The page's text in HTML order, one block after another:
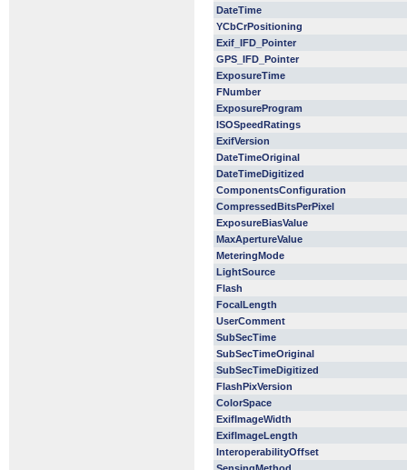
DateTime
YCbCrPositioning
Exif_IFD_Pointer
GPS_IFD_Pointer
ExposureTime
FNumber
ExposureProgram
ISOSpeedRatings
ExifVersion
DateTimeOriginal
DateTimeDigitized
ComponentsConfiguration
CompressedBitsPerPixel
ExposureBiasValue
MaxApertureValue
MeteringMode
LightSource
Flash
FocalLength
UserComment
SubSecTime
SubSecTimeOriginal
SubSecTimeDigitized
FlashPixVersion
ColorSpace
ExifImageWidth
ExifImageLength
InteroperabilityOffset